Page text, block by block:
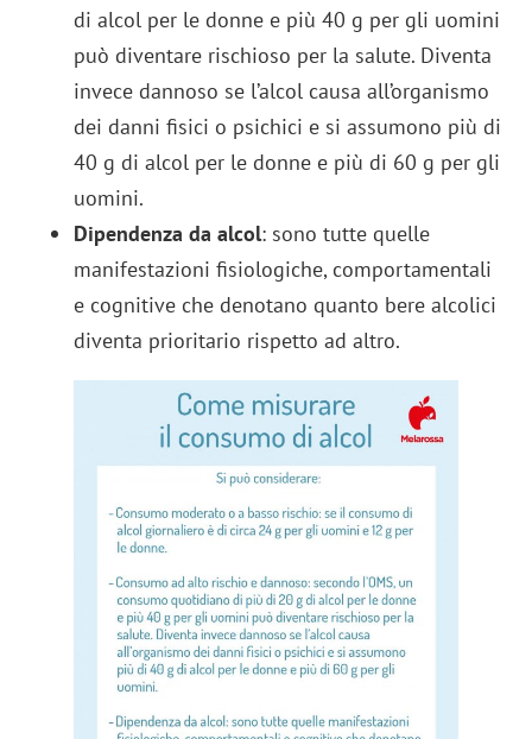
di alcol per le donne e più 40 g per gli uomini
può diventare rischioso per la salute. Diventa
invece dannoso se l’alcol causa all’organismo
dei danni fisici o psichici e si assumono più di
40 g di alcol per le donne e più di 60 g per gli
uomini.
Dipendenza da alcol: sono tutte quelle
manifestazioni fisiologiche, comportamentali
e cognitive che denotano quanto bere alcolici
diventa prioritario rispetto ad altro.